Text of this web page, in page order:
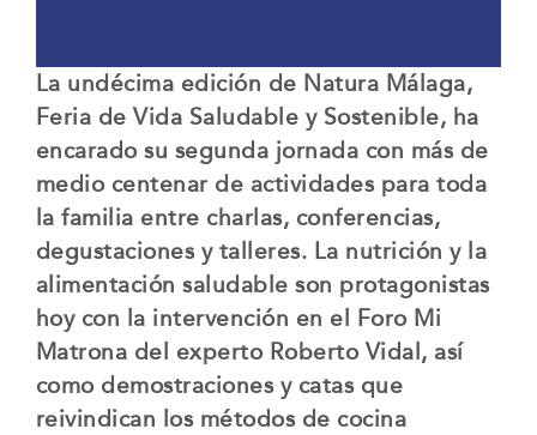
La undécima edición de Natura Málaga,
Feria de Vida Saludable y Sostenible, ha
encarado su segunda jornada con más de
medio centenar de actividades para toda
la familia entre charlas, conferencias,
degustaciones y talleres. La nutrición y la
alimentación saludable son protagonistas
hoy con la intervención en el Foro Mi
Matrona del experto Roberto Vidal, así
como demostraciones y catas que
reivindican los métodos de cocina